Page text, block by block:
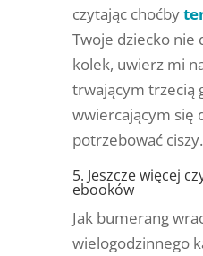
czytając choćby
Twoje dziecko nie
kolek, uwierz mi
trwającym trzecią
wwiercającym się
potrzebować ciszy.
5. Jeszcze więcej
ebooków
Jak bumerang
wielogodzinnego